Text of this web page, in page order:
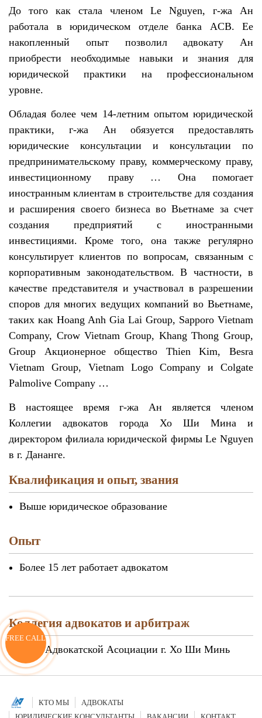
До того как стала членом Le Nguyen, г-жа Ан
работала в юридическом отделе банка ACB. Ее
накопленный опыт позволил адвокату Ан
приобрести необходимые навыки и знания для
юридической практики на профессиональном
уровне.
Обладая более чем 14-летним опытом юридической
практики, г-жа Ан обязуется предоставлять
юридические консультации и консультации по
предпринимательскому праву, коммерческому праву,
инвестиционному праву … Она помогает
иностранным клиентам в строительстве для создания
и расширения своего бизнеса во Вьетнаме за счет
создания предприятий с иностранными
инвестициями. Кроме того, она также регулярно
консультирует клиентов по вопросам, связанным с
корпоративным законодательством. В частности, в
качестве представителя и участвовал в разрешении
споров для многих ведущих компаний во Вьетнаме,
таких как Hoang Anh Gia Lai Group, Sapporo Vietnam
Company, Crow Vietnam Group, Khang Thong Group,
Group Акционерное общество Thien Kim, Besra
Vietnam Group, Vietnam Logo Company и Colgate
Palmolive Company …
В настоящее время г-жа Ан является членом
Коллегии адвокатов города Хо Ши Мина и
директором филиала юридической фирмы Le Nguyen
в г. Дананге.
Квалификация и опыт, звания
Выше юридическое образование
Опыт
Более 15 лет работает адвокатом
Коллегия адвокатов и арбитраж
Член Адвокатской Асоциации г. Хо Ши Минь
КТО МЫ
АДВОКАТЫ
FREE CALL